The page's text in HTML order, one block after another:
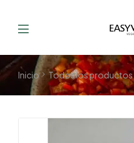
Inicio Todos los productos